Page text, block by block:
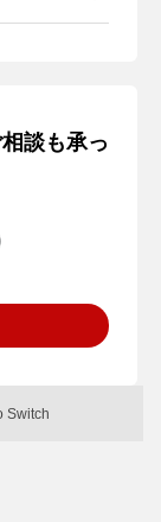
談も承っ
Switch